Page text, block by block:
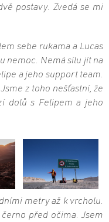
postavy. Zvedá se mi
sebe rukama a Lucas
nemoc. Nemá sílu jít na
a jeho support team.
z toho nešťastní, že
dolů s Felipem a jeho
metry až k vrcholu.
před očima. Jsem